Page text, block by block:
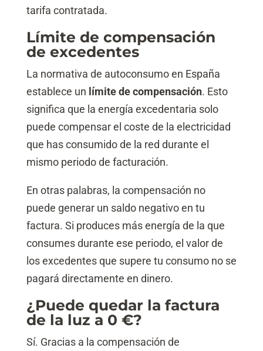
tarifa contratada.
Límite de compensación
de excedentes
La normativa de autoconsumo en España
establece un límite de compensación. Esto
significa que la energía excedentaria solo
puede compensar el coste de la electricidad
que has consumido de la red durante el
mismo periodo de facturación.
En otras palabras, la compensación no
puede generar un saldo negativo en tu
factura. Si produces más energía de la que
consumes durante ese periodo, el valor de
los excedentes que supere tu consumo no se
pagará directamente en dinero.
¿Puede quedar la factura
de la luz a 0 €?
Sí. Gracias a la compensación de